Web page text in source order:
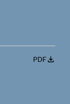
PDF